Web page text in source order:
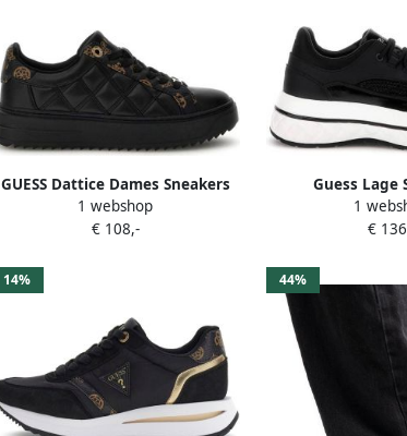
GUESS Dattice Dames Sneakers
Laag Gewatteerd Black Brown
1 webshop
€ 108,-
Guess Lage
1
€
14% 44%